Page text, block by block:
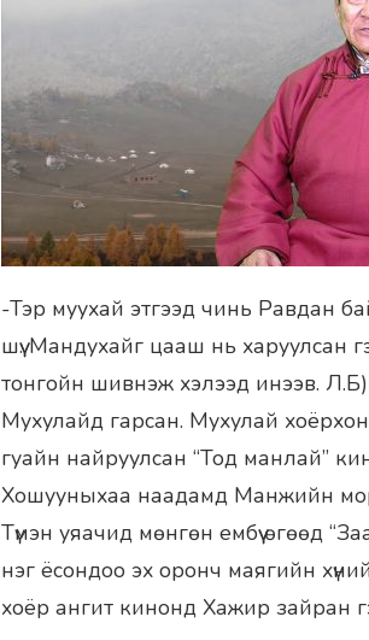
-Тэр муухай этгээд чинь Равдан
шүү. Мандухайг цааш нь харуулсан
тонгойн шивнэж хэлээд инээв.
Мухулайд гарсан. Мухулай
гуайн найруулсан “Тод манлай”
Хошууныхаа наадамд Манжийн
Түмэн уяачид мөнгөн ембүү өгөөд
нэг ёсондоо эх оронч маягийн
хоёр ангит кинонд Хажир зайран